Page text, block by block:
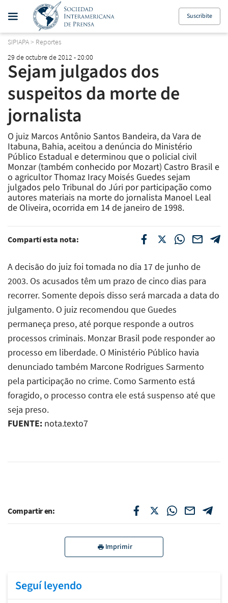
Suscribite
SIPIAPA> Reportes
29 de octubre de 2012 - 20:00
Sejam julgados dos
suspeitos da morte de
jornalista
O juiz Marcos Antônio Santos Bandeira, da Vara de
Itabuna, Bahia, aceitou a denúncia do Ministério
Público Estadual e determinou que o policial civil
Monzar (também conhecido por Mozart) Castro Brasil e
o agricultor Thomaz Iracy Moisés Guedes sejam
julgados pelo Tribunal do Júri por participação como
autores materiais na morte do jornalista Manoel Leal
de Oliveira, ocorrida em 14 de janeiro de 1998.
Compartí esta nota:
A decisão do juiz foi tomada no dia 17 de junho de
2003. Os acusados têm um prazo de cinco dias para
recorrer. Somente depois disso será marcada a data do
julgamento. O juiz recomendou que Guedes
permaneça preso, até porque responde a outros
processos criminais. Monzar Brasil pode responder ao
processo em liberdade. O Ministério Público havia
denunciado também Marcone Rodrigues Sarmento
pela participação no crime. Como Sarmento está
foragido, o processo contra ele está suspenso até que
seja preso.
FUENTE: nota.texto7
Compartir en:
Imprimir
Seguí leyendo